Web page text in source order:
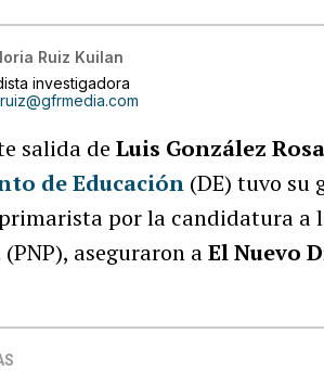
Ruiz Kuilan
investigadora
salida deLuis González
de Educación (DE) tuvo su
por la candidatura a
(PNP), aseguraron aEl Nuevo